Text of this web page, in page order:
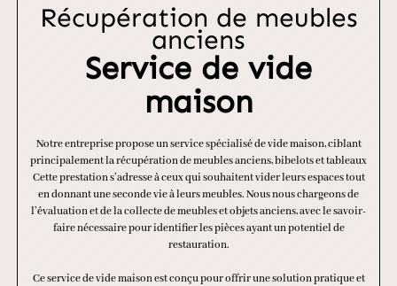
Récupération de meubles
anciens
Service de vide
maison
Notre entreprise propose un service spécialisé de vide maison, ciblant
principalement la récupération de meubles anciens, bibelots et tableaux
Cette prestation s’adresse à ceux qui souhaitent vider leurs espaces tout
en donnant une seconde vie à leurs meubles. Nous nous chargeons de
l’évaluation et de la collecte de meubles et objets anciens, avec le savoir-
faire nécessaire pour identifier les pièces ayant un potentiel de
restauration.
Ce service de vide maison est conçu pour offrir une solution pratique et